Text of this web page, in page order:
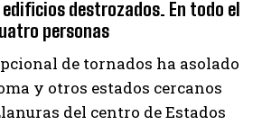
destrozados. En todo el
personas
de tornados ha asolado
y otros estados cercanos
del centro de Estados